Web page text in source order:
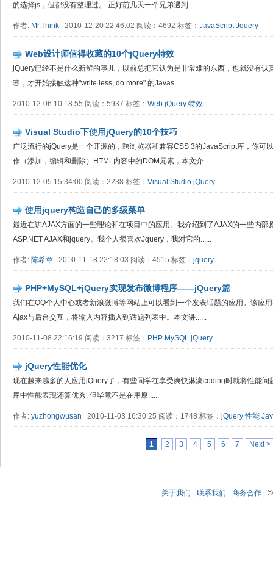
的选择js，但都没有整理过。 正好前几天一个兄弟遇到......
作者: Mr.Think 2010-12-20 22:46:02 阅读：4692 标签： JavaScript Jquery
Web设计师值得收藏的10个jQuery特效
jQuery已经不是什么新鲜的事儿，以前总把它认为是非常难的东西，也就没有
容，才开始接触这种"write less, do more" 的Javas......
2010-12-06 10:18:55 阅读：5937 标签： Web jQuery 特效
Visual Studio下使用jQuery的10个技巧
广泛流行的jQuery是一个开源的，跨浏览器和兼容CSS 3的JavaScript库，你可
作（添加，编辑和删除）HTML内容中的DOM元素，本文介......
2010-12-05 15:34:00 阅读：2238 标签： Visual Studio jQuery
使用jquery构造自己的多级菜单
最近在讲AJAX方面的一些理论和在项目中的应用。我介绍到了AJAX的一些内部
ASP.NET AJAX和jquery。我个人很喜欢Jquery，我对它的......
作者: 陈希章 2010-11-18 22:18:03 阅读：4515 标签： jquery
PHP+MySQL+jQuery实现发布微博程序——jQuery篇
我们在QQ个人中心或者新浪微博等网站上可以看到一个发表话题的应用。该应
Ajax与后台交互，将输入内容插入到话题列表中。本文讲......
2010-11-08 22:16:19 阅读：3217 标签： PHP MySQL jQuery
jQuery性能优化
现在越来越多的人应用jQuery了，有些同学在享受爽快淋漓coding时就将性能
库中性能表现还算优秀, 但毕竟不是在用原......
作者: yuzhongwusan 2010-11-03 16:30:25 阅读：1748 标签： jQuery 性能
1 2 3 4 5 6 7 Next >
关于我们 联系我们 商务合作